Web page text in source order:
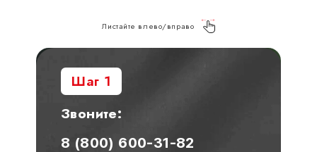
Листайте влево/вправо
Шаг 1
Звоните:
8 (800) 600-31-82